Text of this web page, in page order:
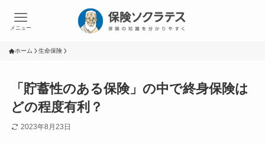
メニュー
ホーム 生命保険
「貯蓄性のある保険」の中で終身保険は
どの程度有利？
2023年8月23日